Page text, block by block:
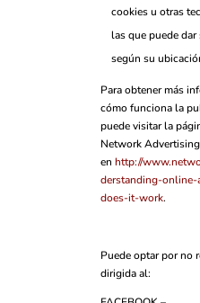
cookies u otras
las que puede
según su
Para obtener más
cómo funciona la
puede visitar la
Network
enhttp://
derstanding-
does-it-work.
Puede optar por no
dirigida al: